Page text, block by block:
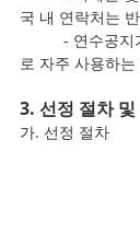
국 내 연락처는
로 자주 사용하
3. 선정 절차
가. 선정 절차